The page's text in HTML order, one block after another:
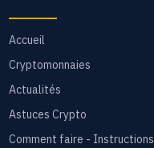
Accueil
Cryptomonnaies
Actualités
Astuces Crypto
Comment faire - Instructions